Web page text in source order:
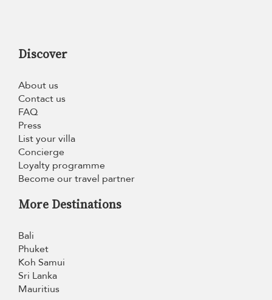
Discover
About us
Contact us
FAQ
Press
List your villa
Concierge
Loyalty programme
Become our travel partner
More Destinations
Bali
Phuket
Koh Samui
Sri Lanka
Mauritius